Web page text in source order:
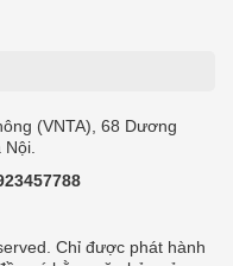
(VNTA), 68 Dương
Nội.
Chỉ được phát hành